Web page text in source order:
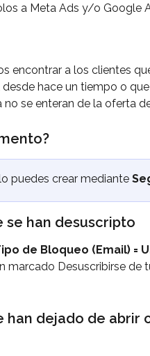
a Meta Ads y/o Google
encontrar a los clientes
hace un tiempo o
se enteran de la oferta
puedes crear mediante
se han desuscripto
de Bloqueo (Email) =
marcado Desuscribirse de
han dejado de abrir